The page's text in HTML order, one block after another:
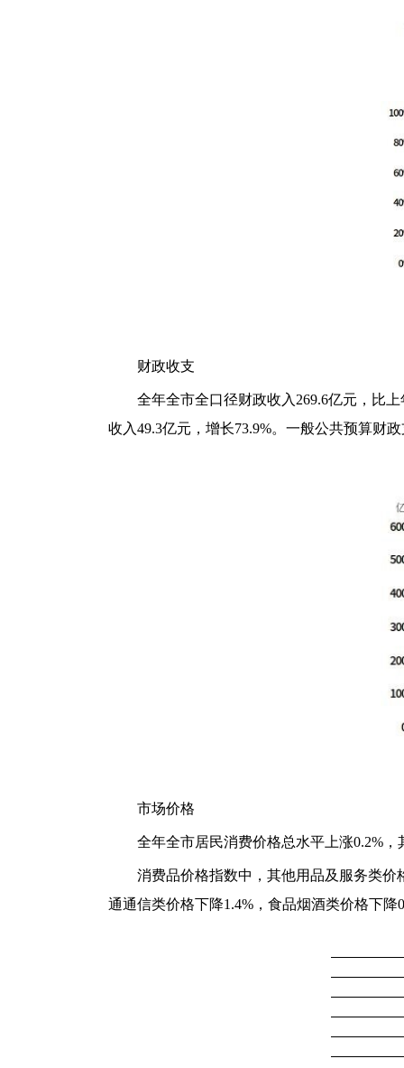
财政收支
全年全市全口径财政收入269.6亿元，比
收入49.3亿元，增长73.9%。一般公共预算财
市场价格
全年全市居民消费价格总水平上涨0.2%
消费品价格指数中，其他用品及服务类价
通通信类价格下降1.4%，食品烟酒类价格下